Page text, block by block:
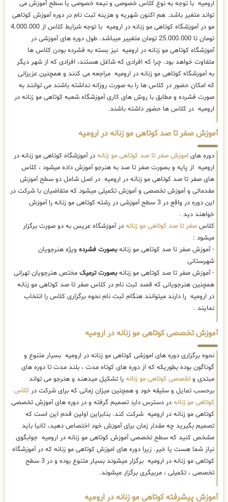
ارومیه با توجه به نوع کلاس خصوصی و نیمه خصوصی یا سطح آموزش می
تواند متغیر باشد. هم اکنون شهریه و هزینه ثبت نام در دوره آموزش کوتاهی
مو در آموزشگاه کوتاهی مو زنانه در ارومیه با توجه شرایط کلاس از 4.000.000
تومان تا 25.000.000 تومان متغییر میباشد. طول دوره های آموزشی در
آموزشگاه کوتاهی مو زنانه در ارومیه نیز بسته به فشرده بودن کلاس ها
متفاوت خواهد بود. چرا که افرادی که شاغل هستند، افرادی که از شهر دیگر
به آموزشگاه کوتاهی مو زنانه در ارومیه مراجعه می کنند و همچنین عزیزانی
که امکان حضور در کلاس ها را به صورت روزانه نداشته باشند می توانند به
صورت فشرده و مطابق با روش های کاری آموزشگاه شعبه کوتاهی مو زنانه در
ارومیه در کلاس ها حضور داشته باشند.
آموزش صفر تا صد کوتاهی مو زنانه در ارومیه
دوره های اموزش صفر تا صد کوتاهی مو زنانه در آموزشگاه کوتاهی مو زنانه در
ارومیه از پایه و بصورت صفر تا صد به هنرجو آموزش داده میشود ، کلاس
های صفر تا صد کوتاهی مو زنانه در ارومیه در اصل شامل دو سطح آموزش
مقدماتی و آموزش تخصصی و آموزش تکمیلی میشود که متقاضیان با شرکت در
این دوره در واقع در 3 سطح آموزشی در رشته کوتاهی مو زنانه را آموزش
خواهند دید .
کلاسصفر تا صد کوتاهی مو زنانه در آموزشگاه عریس به دو صورت برگزار
میشود :
- آموزش صفر تا صد کوتاهی مو زنانهبصورت فشرده ویژه هنرجویان
شهرستانی
- آموزش صفر تا صد کوتاهی مو زنانهبصورت ترمیک مختص هنرجویان تهرانی
همچنین هنرجویانی که قصد ثبت نام در کلاس صفر تا صد کوتاهی مو زنانه
در ارومیه را دارند میتوانند هنگام ثبت نام نحوه برگزاری کلاس را انتخاب
نمایند .
آموزش تخصصی کوتاهی مو زنانه در ارومیه
نحوه برگزاری دوره های اموزشی کوتاهی مو زنانه در ارومیه بسیار متنوع و
گوناگون بوده بطوریکه که از دوره های کوتاه مدت ، بلند مدت تا دوره های
مبتدی وتخصصی کوتاهی مو زنانه را تشکیل میدهند و هنرجو می تواند
برحسب تمایل و سلیقه خود و همچنین میزان زمانی که برای شرکت در کلاس
کوتاهی مو زنانه در دسترس دارد تصمیم گرفته و در دوره های آموزش تخصصی
کوتاهی مو زنانه در ارومیه شرکت کند. بنابراین اولین قدم این است که
تصمیم بگیرید چه مقدار زمان برای آموزش خود اختصاص دهید، ثانیا باید
مشخص کنید که سطح تخصصی آموزش کوتاهی مو زنانه در ارومیه جوابگوی
نیاز شما هست یا خیر. زیرا دوره های اموزش کوتاهی مو زنانه که در آموزشگاه
کوتاهی مو زنانه در ارومیه برگزار میشوند بسیار متنوع بوده و در 3 سطح
تخصصی ، تکمیلی ، مربیگری برگزار میشوند.
آموزش پیشرفته کوتاهی مو زنانه در ارومیه